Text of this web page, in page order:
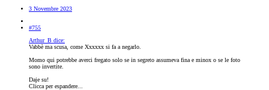
3 Novembre 2023
#755
Arthur_B dice:
Vabbè ma scusa, come Xxxxxx si fa a negarlo.
Momo qui potrebbe averci fregato solo se in segreto assumeva fina e minox o se le foto
sono invertite.
Daje su!
Clicca per espandere...